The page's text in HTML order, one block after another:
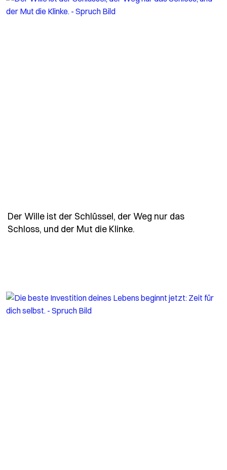
Der Wille ist der Schlüssel, der Weg nur das
Schloss, und der Mut die Klinke.